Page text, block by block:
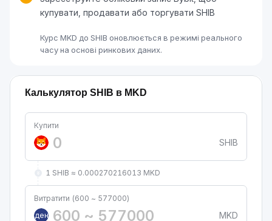
купувати, продавати або торгувати SHIB
Курс MKD до SHIB оновлюється в режимі реального
часу на основі ринкових даних.
Калькулятор SHIB в MKD
Купити
SHIB
1 SHIB ≈ 0.000270216013 MKD
Витратити (600 ~ 577000)
ден
MKD